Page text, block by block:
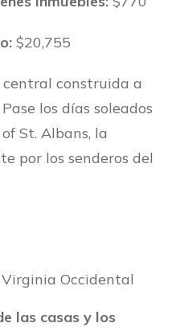
$20,755
construida a
los días soleados
St. Albans, la
por los senderos del
las casas y los